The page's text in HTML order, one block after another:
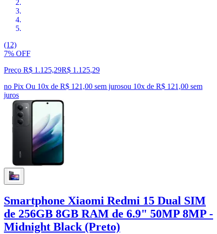
(12)
7% OFF
Preço R$ 1.125,29R$ 1.125,29
no Pix Ou 10x de R$ 121,00 sem jurosou 10x de R$ 121,00 sem
juros
Smartphone Xiaomi Redmi 15 Dual SIM
de 256GB 8GB RAM de 6.9" 50MP 8MP -
Midnight Black (Preto)